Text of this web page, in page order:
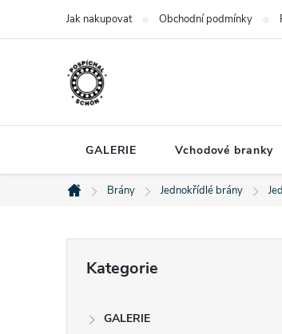
Jak nakupovat Obchodní podmínky
GALERIE Vchodové branky
Domů
Brány Jednokřídlé brány
kategorie
Kategorie
GALERIE